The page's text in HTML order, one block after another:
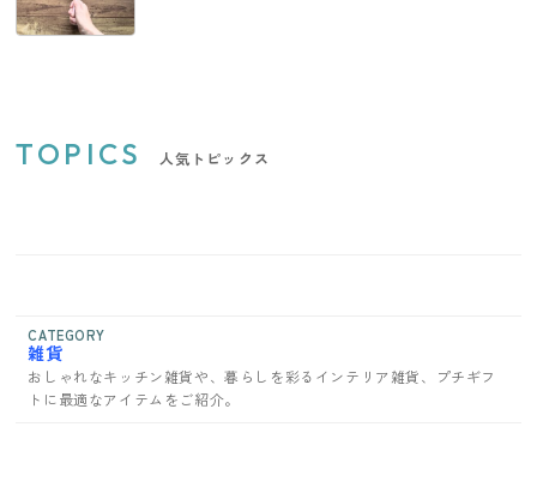
TOPICS 人気トピックス
CATEGORY
雑貨
おしゃれなキッチン雑貨や、暮らしを彩るインテリア雑貨、プチギフ
トに最適なアイテムをご紹介。